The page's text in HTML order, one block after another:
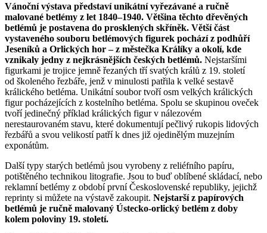
Vánoční výstava představí unikátní vyřezávané a ručně
malované betlémy z let 1840–1940. Většina těchto dřevěných
betlémů je postavena do prosklených skříněk. Větší část
vystaveného souboru betlémových figurek pochází z podhůří
Jeseníků a Orlických hor – z městečka Králíky a okolí, kde
vznikaly jedny z nejkrásnějších českých betlémů. Nejstaršími
figurkami je trojice jemně řezaných tří svatých králů z 19. století
od školeného řezbáře, jenž v minulosti patřila k velké sestavě
králického betléma. Unikátní soubor tvoří osm velkých králických
figur pocházejících z kostelního betléma. Spolu se skupinou oveček
tvoří jedinečný příklad králických figur v nálezovém
nerestaurovaném stavu, které dokumentují pečlivý rukopis lidových
řezbářů a svou velikostí patří k dnes již ojedinělým muzejním
exponátům.
Další typy starých betlémů jsou vyrobeny z reliéfního papíru,
potištěného technikou litografie. Jsou to buď oblíbené skládací, nebo
reklamní betlémy z období první Československé republiky, jejichž
reprinty si můžete na výstavě zakoupit. Nejstarší z papírových
betlémů je ručně malovaný Ústecko-orlický betlém z doby
kolem poloviny 19. století.